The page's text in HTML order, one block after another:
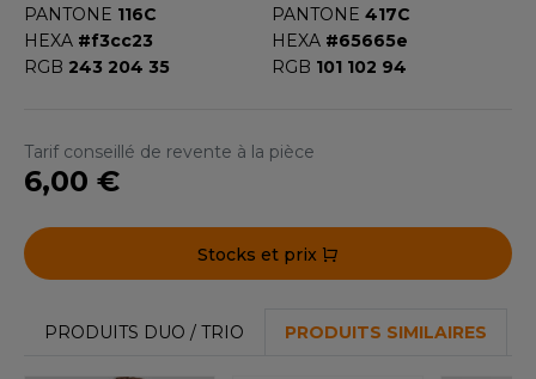
PANTONE 116C
HEXA #f3cc23
RGB 243 204 35
PANTONE 417C
HEXA #65665e
RGB 101 102 94
Tarif conseillé de revente à la pièce
6,00 €
Stocks et prix
PRODUITS DUO / TRIO PRODUITS SIMILAIRES